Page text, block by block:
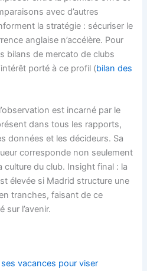
avec d’autres
la stratégie : sécuriser le
anglaise n’accélère. Pour
bilans de mercato de clubs
porté à ce profil (bilan des
est incarné par le
dans tous les rapports,
données et les décideurs. Sa
corresponde non seulement
culture du club. Insight final : la
élevée si Madrid structure une
tranches, faisant de ce
sur l’avenir.
vacances pour viser